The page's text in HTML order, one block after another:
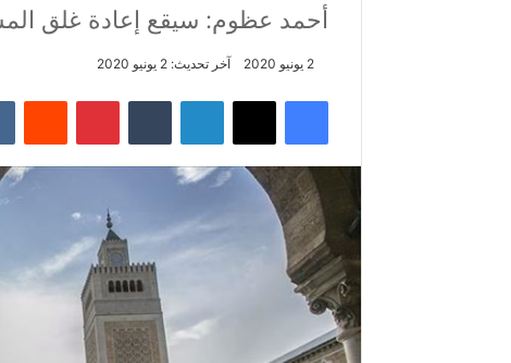
أحمد عظوم: سيقع إعادة غلق
2 يونيو 2020 آخر تحديث: 2 يونيو 2020
فيسبوك لينكدإن بينتيريست